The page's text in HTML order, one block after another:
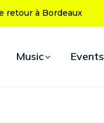
ses 50 ans : le
d’ouverture
Music Events